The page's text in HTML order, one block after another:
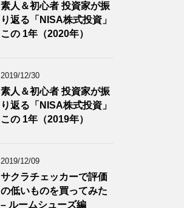
素人＆初心者 投資家が振
り返る「NISA株式投資」
この 1年（2020年）
2019/12/30
素人＆初心者 投資家が振
り返る「NISA株式投資」
この 1年（2019年）
2019/12/09
サクラチェッカーで評価
の低いものを買ってみた
– ルームシューズ編